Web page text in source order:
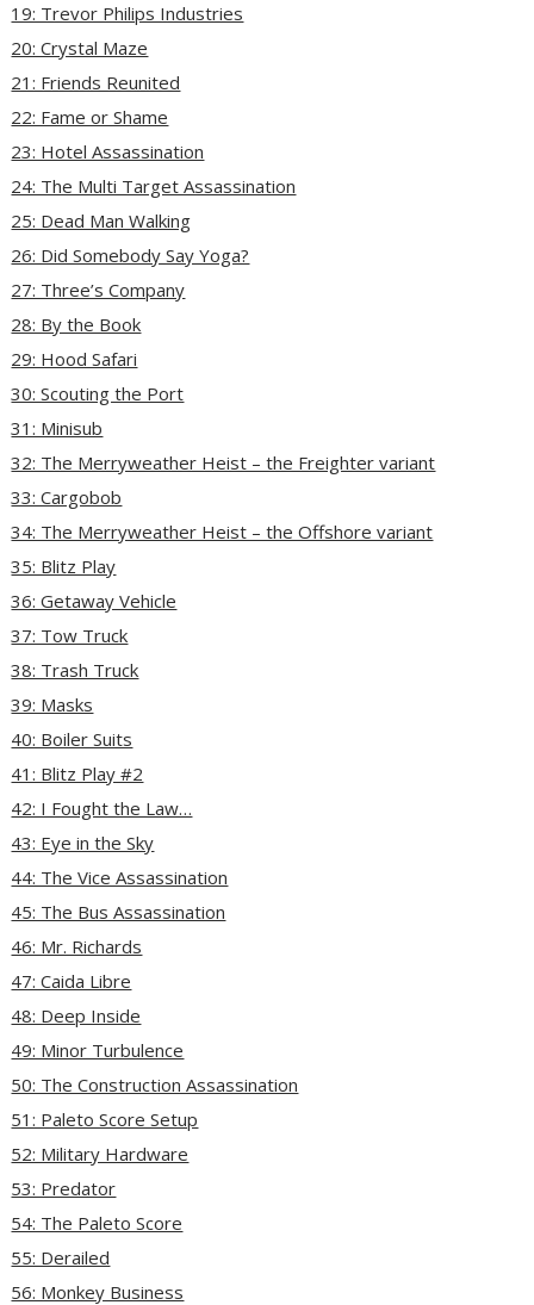
19: Trevor Philips Industries
20: Crystal Maze
21: Friends Reunited
22: Fame or Shame
23: Hotel Assassination
24: The Multi Target Assassination
25: Dead Man Walking
26: Did Somebody Say Yoga?
27: Three’s Company
28: By the Book
29: Hood Safari
30: Scouting the Port
31: Minisub
32: The Merryweather Heist – the Freighter variant
33: Cargobob
34: The Merryweather Heist – the Offshore variant
35: Blitz Play
36: Getaway Vehicle
37: Tow Truck
38: Trash Truck
39: Masks
40: Boiler Suits
41: Blitz Play #2
42: I Fought the Law…
43: Eye in the Sky
44: The Vice Assassination
45: The Bus Assassination
46: Mr. Richards
47: Caida Libre
48: Deep Inside
49: Minor Turbulence
50: The Construction Assassination
51: Paleto Score Setup
52: Military Hardware
53: Predator
54: The Paleto Score
55: Derailed
56: Monkey Business